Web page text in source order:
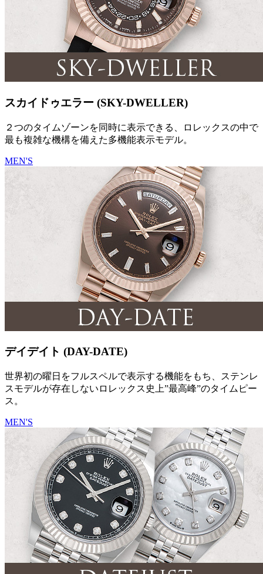
スカイドゥエラー (SKY-DWELLER)
２つのタイムゾーンを同時に表示できる、ロレックスの中で
最も複雑な機構を備えた多機能表示モデル。
MEN'S
デイデイト (DAY-DATE)
世界初の曜日をフルスペルで表示する機能をもち、ステンレ
スモデルが存在しないロレックス史上”最高峰”のタイムピー
ス。
MEN'S